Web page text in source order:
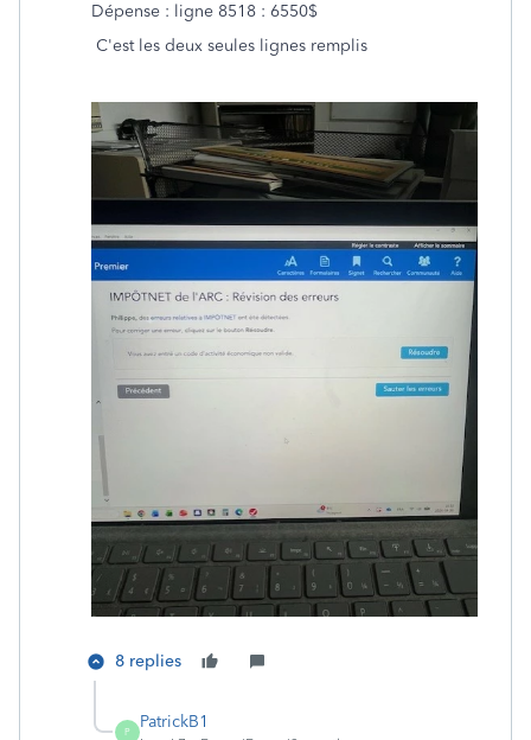
Dépense : ligne 8518 : 6550$
C'est les deux seules lignes remplis
8 replies
P
PatrickB1